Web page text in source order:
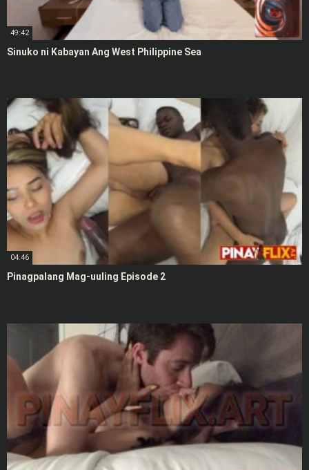
49:42
Sinuko ni Kabayan Ang West Philippine Sea
04:46
Pinagpalang Mag-uuling Episode 2